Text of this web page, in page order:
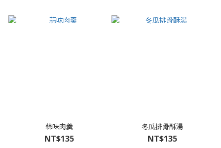
蒜味肉羹
NT$135
冬瓜排骨酥湯
NT$135